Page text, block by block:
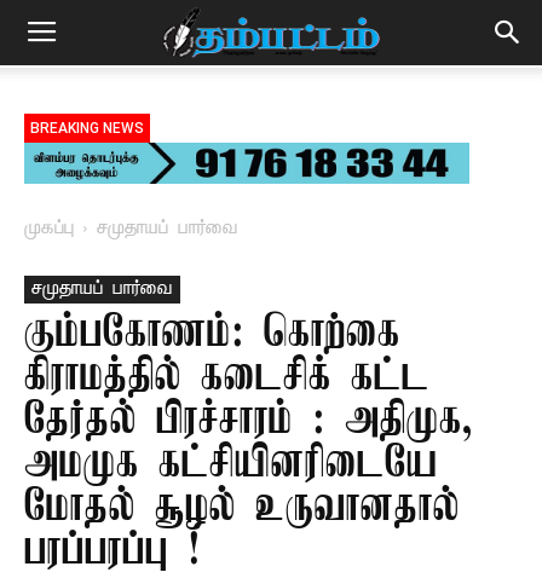
BREAKING NEWS
முகப்பு சமுதாயப் பார்வை
சமுதாயப் பார்வை
கும்பகோணம்: கொற்கை
கிராமத்தில் கடைசிக் கட்ட
தேர்தல் பிரச்சாரம் : அதிமுக,
அமமுக கட்சியினரிடையே
மோதல் சூழல் உருவானதால்
பரப்பரப்பு !